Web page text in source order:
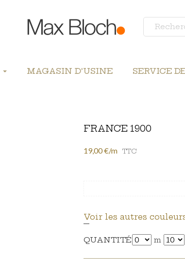
MAGASIN D'USINE SERVICE
FRANCE 1900
19,00 €/m TTC
Voir les autres
QUANTITÉ m